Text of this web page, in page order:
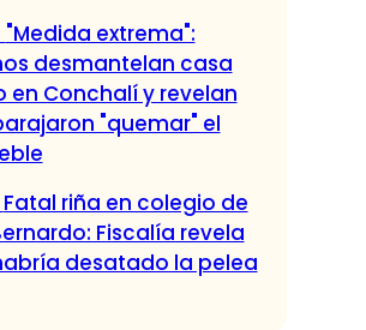
"Medida extrema":
desmantelan casa
en Conchalí y revelan
"quemar" el
Fatal riña en colegio de
Fiscalía revela
desatado la pelea